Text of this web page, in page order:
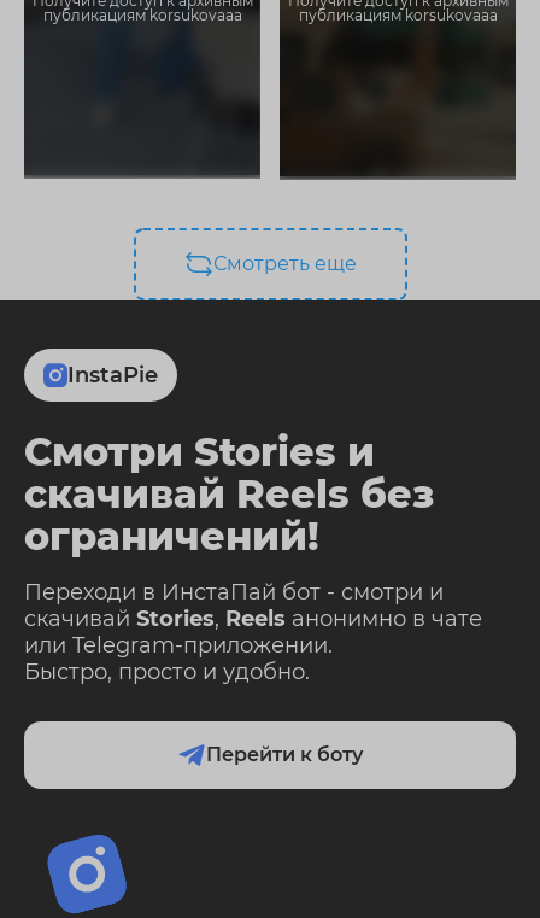
публикациям korsukovaaa
публикациям korsukovaaa
Смотреть еще
InstaPie
Смотри Stories и
скачивай Reels без
ограничений!
Переходи в ИнстаПай бот - смотри и
скачивай Stories, Reels анонимно в чате
или Telegram-приложении.
Быстро, просто и удобно.
Перейти к боту